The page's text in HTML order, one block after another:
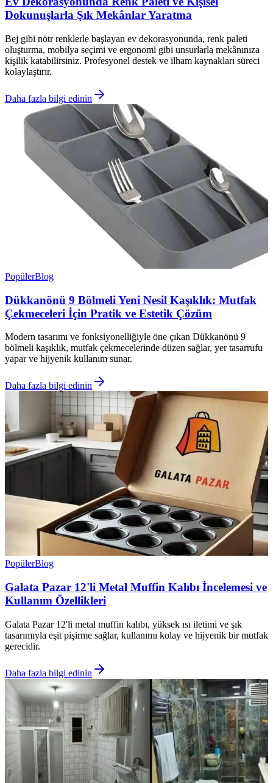
Dokunuşlarla Şık Mekânlar Yaratma
Bej gibi nötr renklerle başlayan ev dekorasyonunda, renk paleti
oluşturma, mobilya seçimi ve ergonomi gibi unsurlarla mekânınıza
kişilik katabilirsiniz. Profesyonel destek ve ilham kaynakları süreci
kolaylaştırır.
Daha fazla bilgi edinin
PopülerBlog
Dükkanönü 9 Bölmeli Yeni Nesil Kaşıklık: Mutfak
Çekmeceleri İçin Pratik ve Estetik Çözüm
Modern tasarımı ve fonksiyonelliğiyle öne çıkan Dükkanönü 9
bölmeli kaşıklık, mutfak çekmecelerinde düzen sağlar, yer tasarrufu
yapar ve hijyenik kullanım sunar.
Daha fazla bilgi edinin
PopülerBlog
Galata Pazar 12'li Metal Muffin Kalıbı İncelemesi ve
Kullanım Özellikleri
Galata Pazar 12'li metal muffin kalıbı, yüksek ısı iletimi ve şık
tasarımıyla eşit pişirme sağlar, kullanımı kolay ve hijyenik bir mutfak
gerecidir.
Daha fazla bilgi edinin